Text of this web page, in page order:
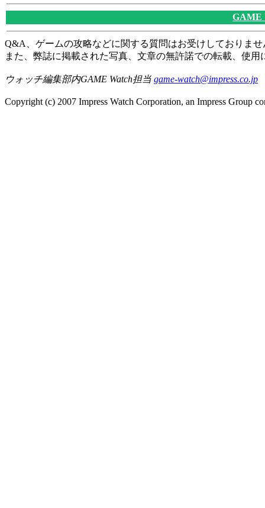
GAME
Q&A、ゲームの攻略などに関する質問はお受けしておりませ
また、弊誌に掲載された写真、文章の無許諾での転載、使
ウォッチ編集部内GAME Watch担当 game-watch@impress.co.jp
Copyright (c) 2007 Impress Watch Corporation, an Impress Group